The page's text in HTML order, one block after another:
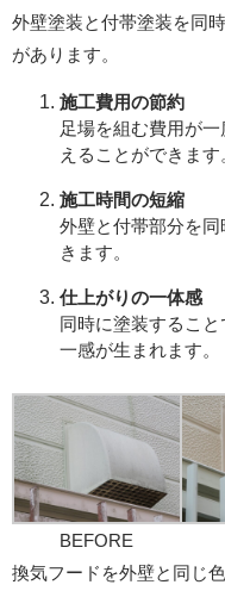
外壁塗装と付帯塗装を同
があります。
施工費用の節約
足場を組む費用が
えることができます
施工時間の短縮
外壁と付帯部分を
きます。
仕上がりの一体感
同時に塗装するこ
一感が生まれます。
BEFORE
換気フードを外壁と同じ